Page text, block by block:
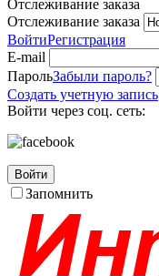
Отслеживание заказа
Отслеживание заказа
ВойтиРегистрация
E-mail
ПарольЗабыли пароль?
Создать учетную запись
Войти через соц. сеть:
Войти
Запомнить